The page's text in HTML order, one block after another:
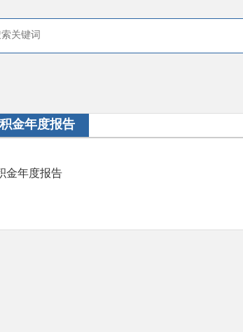
金年度报告
金年度报告